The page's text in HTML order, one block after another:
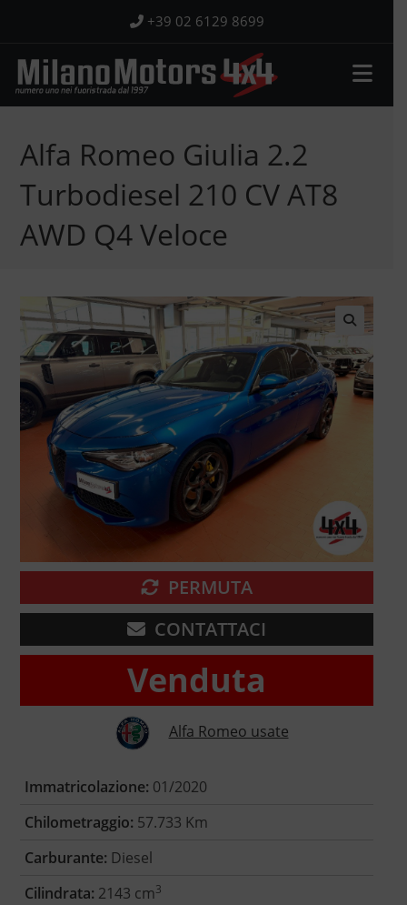
contenuto
+39 02 6129 8699
Alfa Romeo Giulia 2.2
Turbodiesel 210 CV AT8
AWD Q4 Veloce
🔍
PERMUTA
CONTATTACI
Venduta
Alfa Romeo usate
Immatricolazione: 01/2020
Chilometraggio: 57.733 Km
Carburante: Diesel
Cilindrata: 2143 cm3